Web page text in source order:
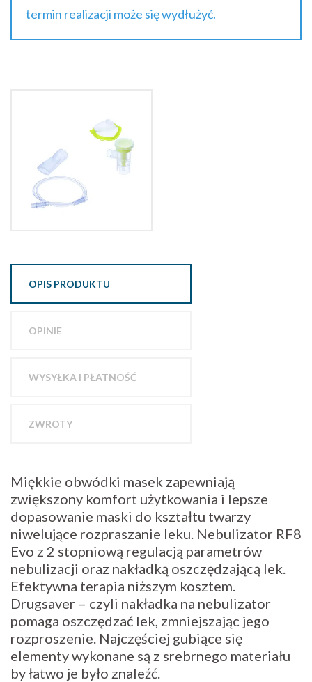
termin realizacji może się wydłużyć.
OPIS PRODUKTU
OPINIE
WYSYŁKA I PŁATNOŚĆ
ZWROTY
Miękkie obwódki masek zapewniają
zwiększony komfort użytkowania i lepsze
dopasowanie maski do kształtu twarzy
niwelujące rozpraszanie leku. Nebulizator RF8
Evo z 2 stopniową regulacją parametrów
nebulizacji oraz nakładką oszczędzającą lek.
Efektywna terapia niższym kosztem.
Drugsaver – czyli nakładka na nebulizator
pomaga oszczędzać lek, zmniejszając jego
rozproszenie. Najczęściej gubiące się
elementy wykonane są z srebrnego materiału
by łatwo je było znaleźć.